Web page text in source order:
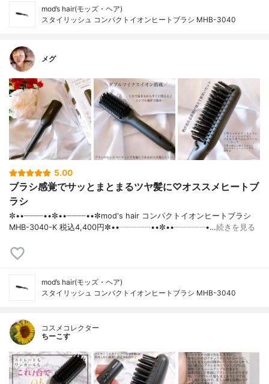
mod’s hair(モッズ・ヘア)
スタイリッシュ コンパクトイオンヒートブラシ MHB-3040
メグ
5.00
ブラシ感覚でサッとまとまるツヤ髪に♡オススメヒートブ
ラシ
✼••┈┈┈┈••✼••┈┈┈┈••✼mod's hair コンパクトイオンヒートブラシ
MHB-3040-K 税込4,400円✼••┈┈┈┈••✼••┈┈┈┈•…続きを見る
mod’s hair(モッズ・ヘア)
スタイリッシュ コンパクトイオンヒートブラシ MHB-3040
コスメコレクター
ちーこす